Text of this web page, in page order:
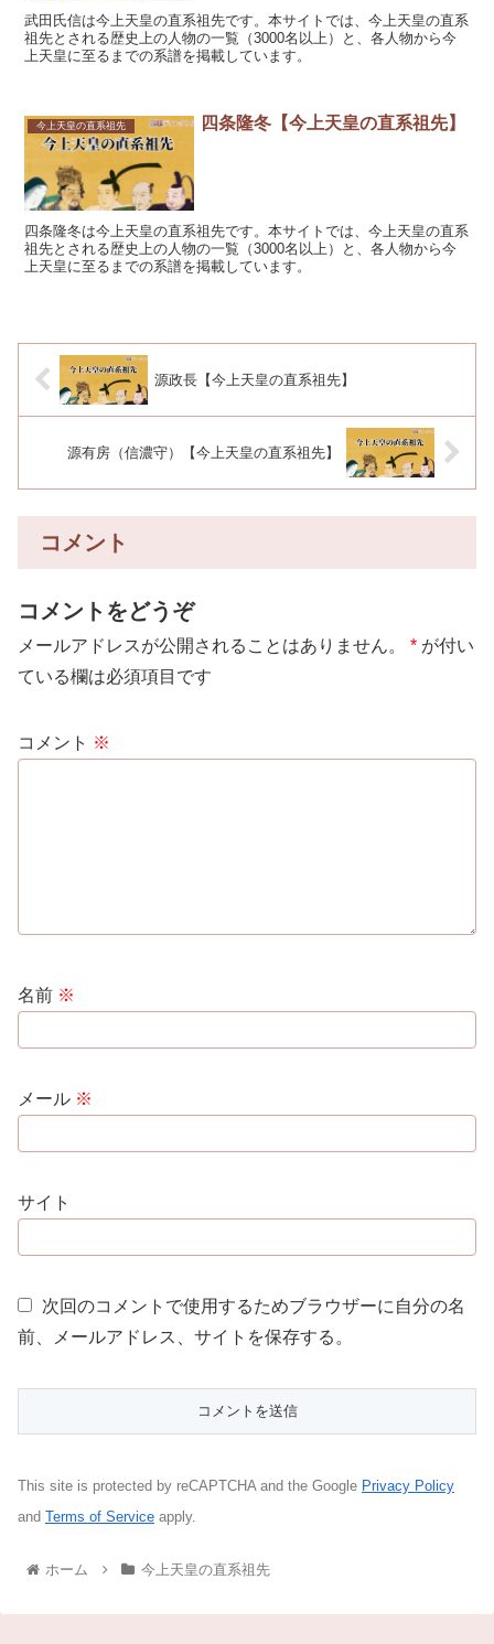
武田氏信は今上天皇の直系祖先です。本サイトでは、今上天皇の直系
祖先とされる歴史上の人物の一覧（3000名以上）と、各人物から今
上天皇に至るまでの系譜を掲載しています。
今上天皇の直系祖先 四条隆冬【今上天皇の直系祖先】
四条隆冬は今上天皇の直系祖先です。本サイトでは、今上天皇の直系
祖先とされる歴史上の人物の一覧（3000名以上）と、各人物から今
上天皇に至るまでの系譜を掲載しています。
源政長【今上天皇の直系祖先】
源有房（信濃守）【今上天皇の直系祖先】
コメント
コメントをどうぞ
メールアドレスが公開されることはありません。 * が付い
ている欄は必須項目です
コメント ※
名前 ※
メール ※
サイト
次回のコメントで使用するためブラウザーに自分の名
前、メールアドレス、サイトを保存する。
This site is protected by reCAPTCHA and the Google Privacy Policy
and Terms of Service apply.
ホーム 今上天皇の直系祖先